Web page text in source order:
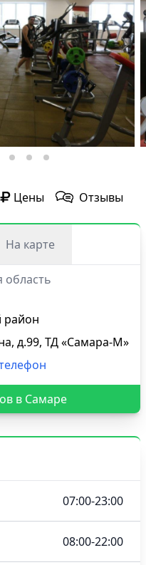
Цены Отзывы
На карте
область
район
д.99, ТД «Самара-М»
в Самаре
07:00-23:00
08:00-22:00